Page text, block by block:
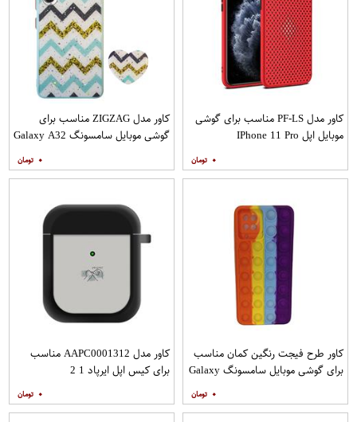
کاور مدل PF-LS مناسب برای گوشی
موبایل اپل IPhone 11 Pro
۰
کاور مدل ZIGZAG مناسب برای
گوشی موبایل سامسونگ Galaxy A32
۰
کاور طرح فیجت رنگین کمان مناسب
برای گوشی موبایل سامسونگ Galaxy
۰
کاور مدل AAPC0001312 مناسب
برای کیس اپل ایرپاد 1 2
۰